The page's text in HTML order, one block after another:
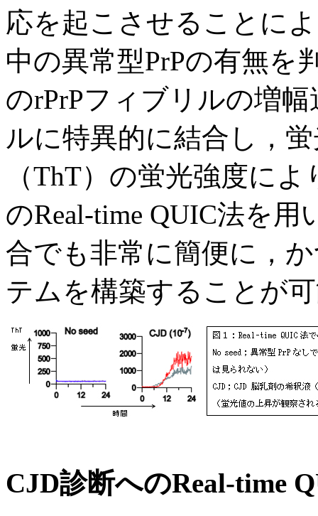
応を起こさせることに
中の異常型PrPの有無を
のrPrPフィブリルの増
ルに特異的に結合し，
（ThT）の蛍光強度に
のReal-time QUIC法を
合でも非常に簡便に，
テムを構築することが
CJD診断へのReal-time